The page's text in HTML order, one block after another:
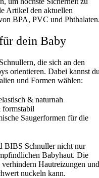
Artikel den aktuellen
BPA, PVC und
dein Baby
die sich an den
orientieren. Dabei kannst
und Formen wählen:
& naturnah
Saugerformen für die
BIBS Schnuller nicht nur
Babyhaut. Die
Hautreizungen und
nuckeln kann.